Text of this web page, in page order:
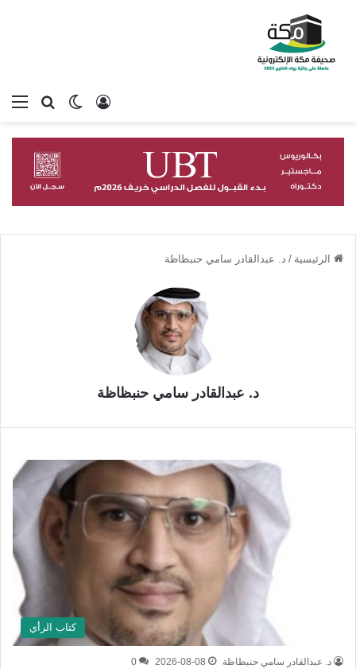
بحثالوضع
تسجيل الدخول
الرئيسية / د. عبدالقادر سامي حنبظاظة
د. عبدالقادر سامي حنبظاظة
كتاب الرأي
د. عبدالقادر سامي حنبظاظة 2026-08-08
0